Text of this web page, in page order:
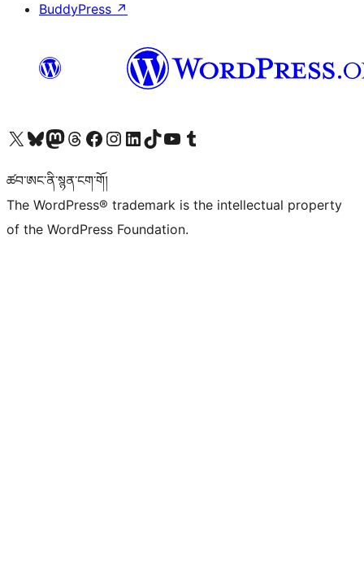
BuddyPress ↗
Visit our X (formerly Twitter) account
Visit our Bluesky account
Visit our Mastodon account
Visit our Threads account
Visit our Facebook page
Visit our Instagram account
Visit our LinkedIn account
Visit our TikTok account
Visit our YouTube channel
Visit our Tumblr account
ཚབ་ཨང་ནི་སྙན་ངག་གོ།
The WordPress® trademark is the intellectual property
of the WordPress Foundation.